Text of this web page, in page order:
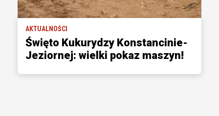
AKTUALNOŚCI
Święto Kukurydzy Konstancinie-
Jeziornej: wielki pokaz maszyn!